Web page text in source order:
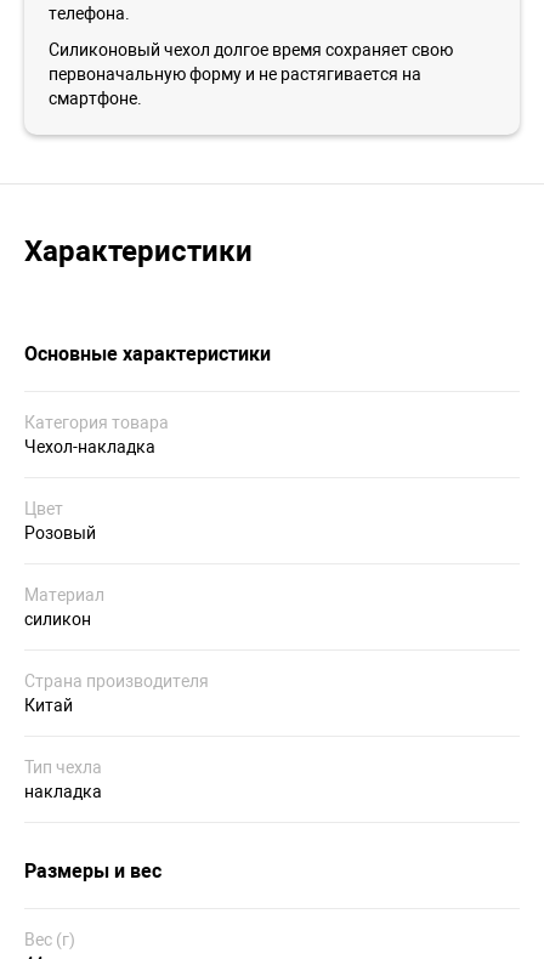
телефона.
Силиконовый чехол долгое время сохраняет свою
первоначальную форму и не растягивается на
смартфоне.
Характеристики
Основные характеристики
Категория товара
Чехол-накладка
Цвет
Розовый
Материал
силикон
Страна производителя
Китай
Тип чехла
накладка
Размеры и вес
Вес (г)